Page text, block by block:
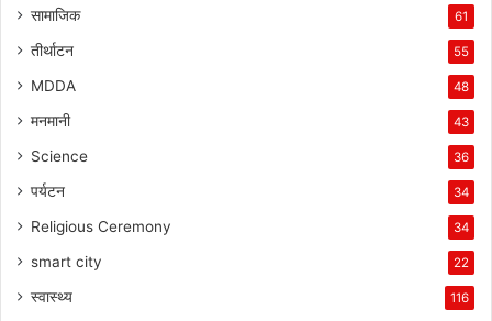
सामाजिक 61
तीर्थाटन 55
MDDA 48
मनमानी 43
Science 36
पर्यटन 34
Religious Ceremony 34
smart city 22
स्वास्थ्य 116